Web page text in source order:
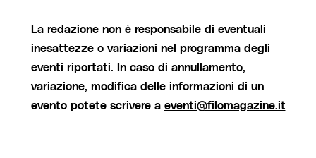
La redazione non è responsabile di eventuali
inesattezze o variazioni nel programma degli
eventi riportati. In caso di annullamento,
variazione, modifica delle informazioni di un
evento potete scrivere a eventi@filomagazine.it